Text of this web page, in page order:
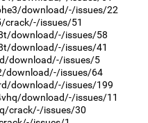
download/-/issues/22
crack/-/issues/51
download/-/issues/58
download/-/issues/41
download/-/issues/5
download/-/issues/64
download/-/issues/199
download/-/issues/11
crack/-/issues/30